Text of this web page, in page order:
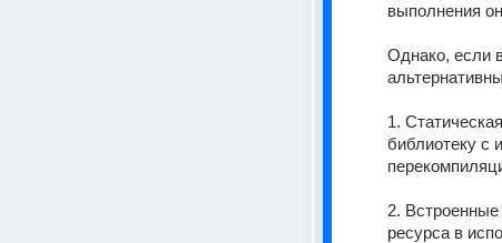
выполнения
Однако, если
1.
библиотеку с
2.
ресурса в